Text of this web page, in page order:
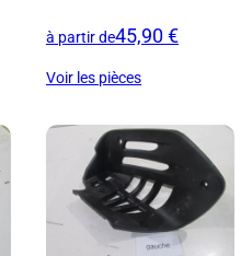
à partir de45,90 €
Voir les pièces